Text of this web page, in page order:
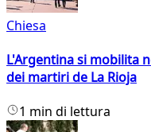
Chiesa
L'Argentina si mobilita
dei martiri de La Rioja
1 min di lettura